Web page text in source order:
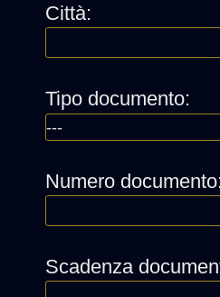
Città:
Tipo documento:
Numero
Scadenza